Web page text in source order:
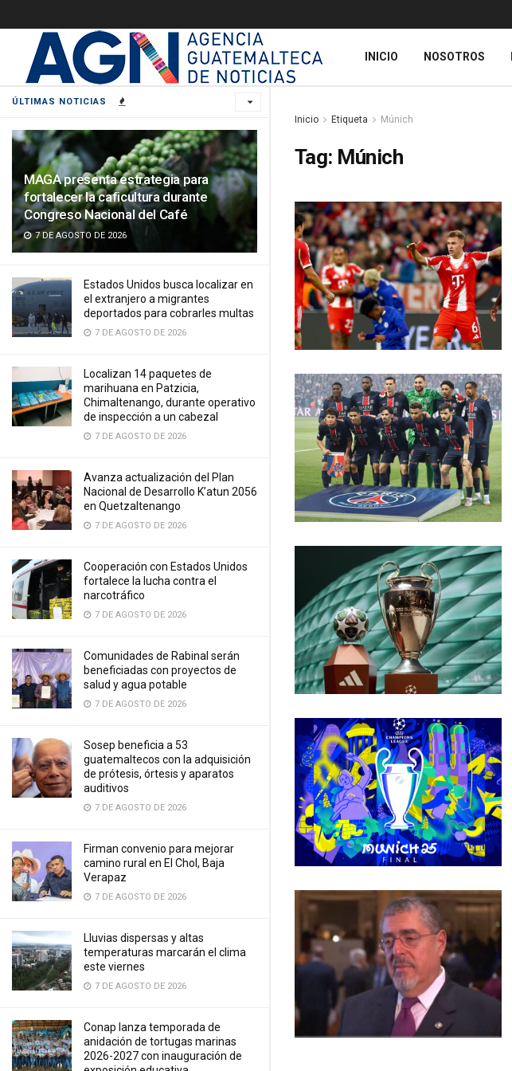
ÚLTIMAS NOTICIAS
MAGA presenta estrategia para
fortalecer la caficultura durante
Congreso Nacional del Café
7 DE AGOSTO DE 2026
Estados Unidos busca localizar en
el extranjero a migrantes
deportados para cobrarles multas
7 DE AGOSTO DE 2026
Localizan 14 paquetes de
marihuana en Patzicia,
Chimaltenango, durante operativo
de inspección a un cabezal
7 DE AGOSTO DE 2026
Avanza actualización del Plan
Nacional de Desarrollo K’atun 2056
en Quetzaltenango
7 DE AGOSTO DE 2026
Cooperación con Estados Unidos
fortalece la lucha contra el
narcotráfico
7 DE AGOSTO DE 2026
Comunidades de Rabinal serán
beneficiadas con proyectos de
salud y agua potable
7 DE AGOSTO DE 2026
Sosep beneficia a 53
guatemaltecos con la adquisición
de prótesis, órtesis y aparatos
auditivos
7 DE AGOSTO DE 2026
Firman convenio para mejorar
camino rural en El Chol, Baja
Verapaz
7 DE AGOSTO DE 2026
Lluvias dispersas y altas
temperaturas marcarán el clima
este viernes
7 DE AGOSTO DE 2026
Conap lanza temporada de
anidación de tortugas marinas
2026-2027 con inauguración de
INICIO NOSOTROS
Inicio Etiqueta Múnich
Tag: Múnich